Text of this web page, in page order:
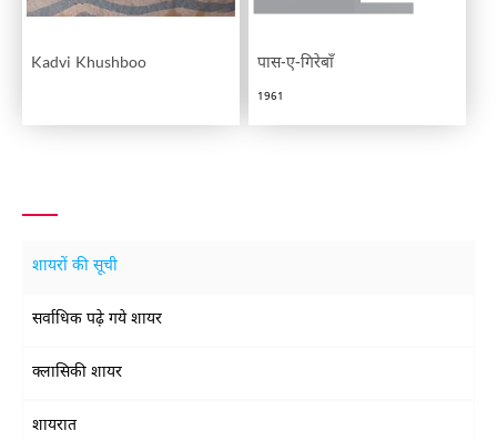
Kadvi Khushboo पास-ए-गिरेबाँ
1961
शायरों की सूची
सर्वाधिक पढ़े गये शायर
क्लासिकी शायर
शायरात